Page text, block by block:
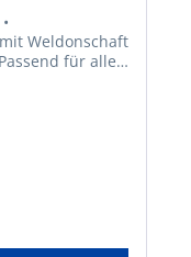
Weldonschaft
für alle